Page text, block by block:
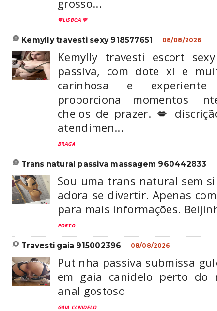
grosso...
💙LISBOA 💙
kemylly travesti sexy 918577651 08/08/2026
Kemylly travesti escort
passiva, com dote xl e
carinhosa e
proporciona momentos
cheios de prazer. 💋
atendimen...
BRAGA
trans natural passiva massagem 960442833
Sou uma trans natural sem
adora se divertir. Apenas
para mais informações.
PORTO
travesti gaia 915002396 08/08/2026
Putinha passiva submissa
em gaia canidelo perto do
anal gostoso
GAIA CANIDELO